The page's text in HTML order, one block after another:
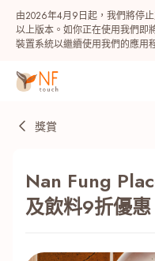
由2026年4月9日起，我們將停
以上版本。如你正在使用我們即
裝置系統以繼續使用我們的應用
獎賞
Nan Fung
及飲料9折優惠